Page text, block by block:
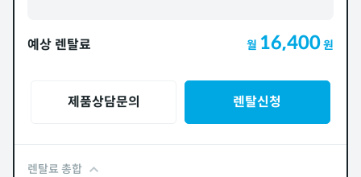
예상 렌탈료 월 16,400원
제품상담문의 렌탈신청
렌탈료 총합